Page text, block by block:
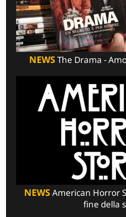
NEWSThe Drama -
NEWSAmerican Horror
fine della